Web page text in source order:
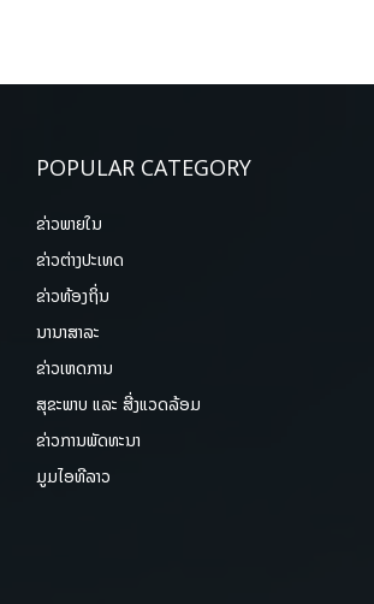
POPULAR CATEGORY
ຂ່າວພາຍ​ໃນ
ຂ່າວຕ່າງປະເທດ
ຂ່າວທ້ອງຖິ່ນ
ນານາສາລະ
ຂ່າວເຫດການ
ສຸຂະພາບ ແລະ ສີ່ງແວດລ້ອມ
ຂ່າວການພັດທະນາ
ມູມໄອທີລາວ